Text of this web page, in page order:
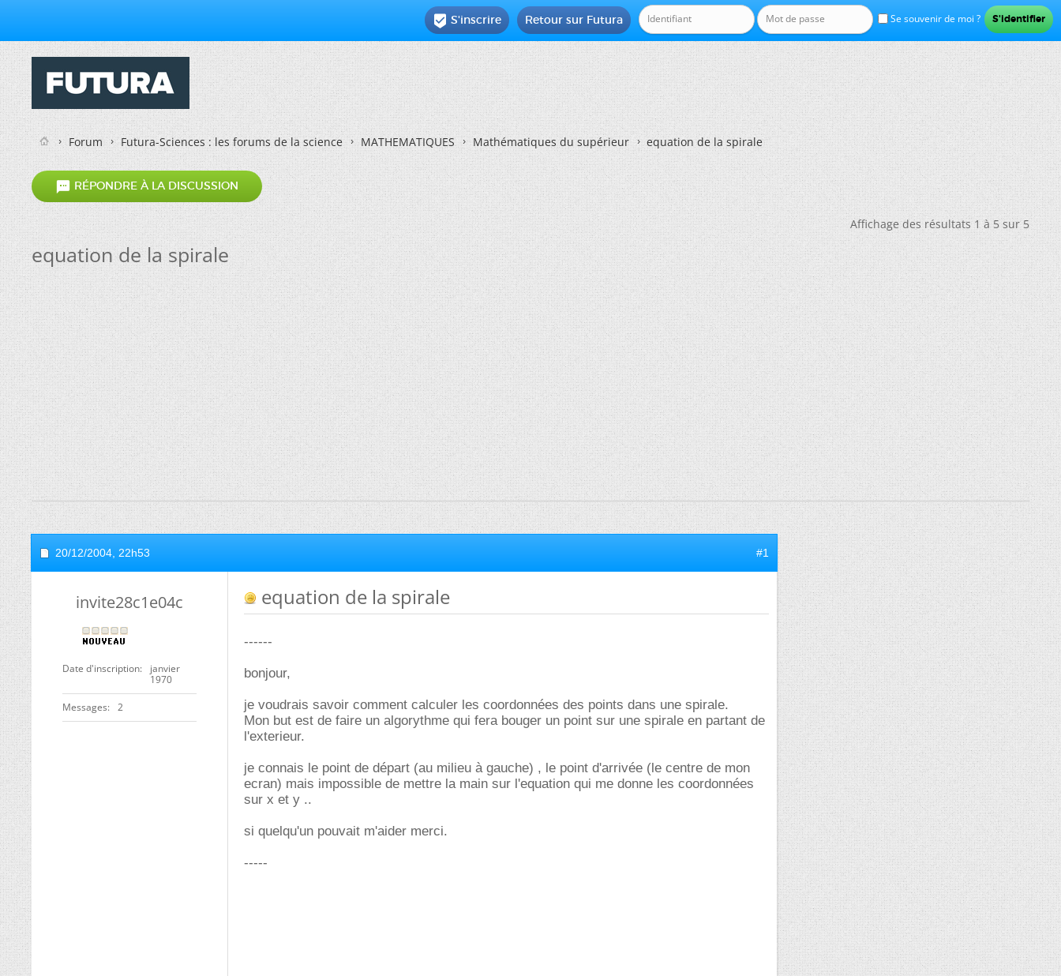
Se souvenir de moi ?
Retour sur Futura
 S'inscrire
Forum Futura-Sciences : les forums de la science MATHEMATIQUES Mathématiques du supérieur equation de la spirale
 RÉPONDRE À LA DISCUSSION
Affichage des résultats 1 à 5 sur 5
equation de la spirale
20/12/2004, 22h53 #1
invite28c1e04c
Date d'inscription
janvier
1970
Messages 2
equation de la spirale
------
bonjour,
je voudrais savoir comment calculer les coordonnées des points dans une spirale.
Mon but est de faire un algorythme qui fera bouger un point sur une spirale en partant de
l'exterieur.
je connais le point de départ (au milieu à gauche) , le point d'arrivée (le centre de mon
ecran) mais impossible de mettre la main sur l'equation qui me donne les coordonnées
sur x et y ..
si quelqu'un pouvait m'aider merci.
-----